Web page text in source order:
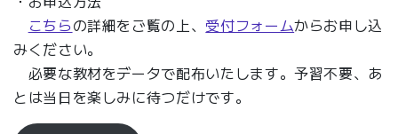
こちらの詳細をご覧の上、 受付フォームからお申し込
みください。
必要な教材をデータで配布いたします。予習不要、あ
とは当日を楽しみに待つだけです。